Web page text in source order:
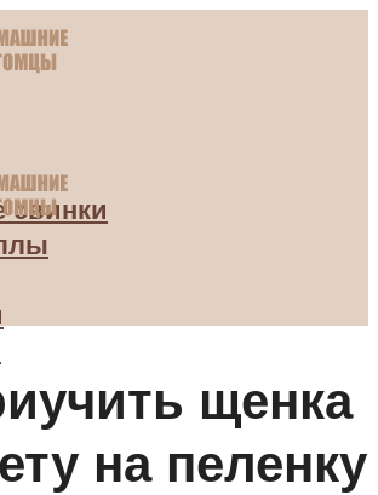
свинки
щенка
на пеленку